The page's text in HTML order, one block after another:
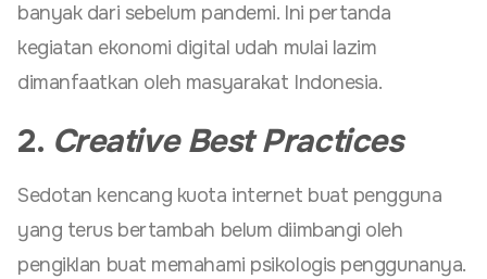
banyak dari sebelum pandemi. Ini pertanda
kegiatan ekonomi digital udah mulai lazim
dimanfaatkan oleh masyarakat Indonesia.
2. Creative Best Practices
Sedotan kencang kuota internet buat pengguna
yang terus bertambah belum diimbangi oleh
pengiklan buat memahami psikologis penggunanya.